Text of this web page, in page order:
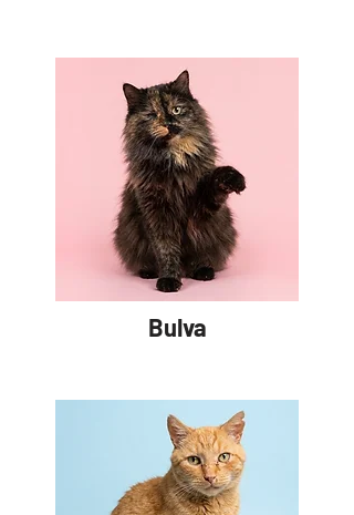
Bulva